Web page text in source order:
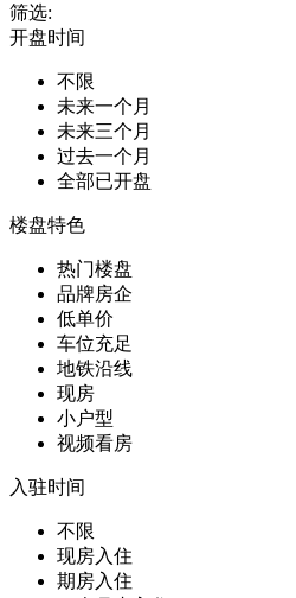
筛选:
开盘时间
不限
未来一个月
未来三个月
过去一个月
全部已开盘
楼盘特色
热门楼盘
品牌房企
低单价
车位充足
地铁沿线
现房
小户型
视频看房
入驻时间
不限
现房入住
期房入住